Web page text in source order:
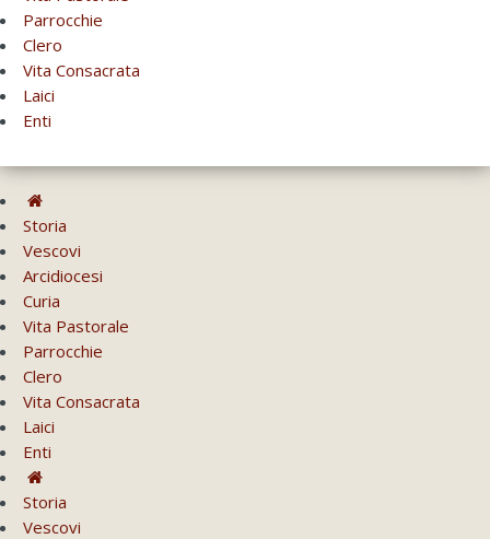
Parrocchie
Clero
Vita Consacrata
Laici
Enti
Storia
Vescovi
Arcidiocesi
Curia
Vita Pastorale
Parrocchie
Clero
Vita Consacrata
Laici
Enti
Storia
Vescovi